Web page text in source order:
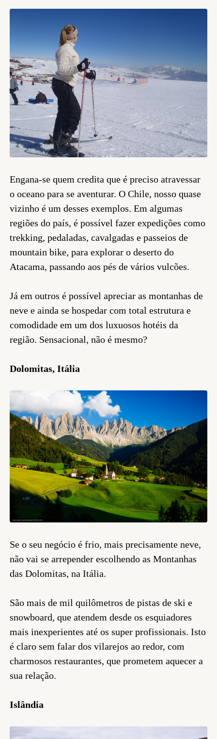
Engana-se quem credita que é preciso atravessar
o oceano para se aventurar. O Chile, nosso quase
vizinho é um desses exemplos. Em algumas
regiões do país, é possível fazer expedições como
trekking, pedaladas, cavalgadas e passeios de
mountain bike, para explorar o deserto do
Atacama, passando aos pés de vários vulcões.
Já em outros é possível apreciar as montanhas de
neve e ainda se hospedar com total estrutura e
comodidade em um dos luxuosos hotéis da
região. Sensacional, não é mesmo?
Dolomitas, Itália
Se o seu negócio é frio, mais precisamente neve,
não vai se arrepender escolhendo as Montanhas
das Dolomitas, na Itália.
São mais de mil quilômetros de pistas de ski e
snowboard, que atendem desde os esquiadores
mais inexperientes até os super profissionais. Isto
é claro sem falar dos vilarejos ao redor, com
charmosos restaurantes, que prometem aquecer a
sua relação.
Islândia